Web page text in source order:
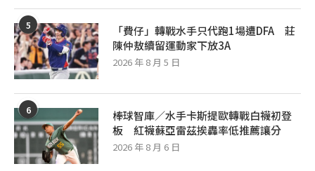
5
「費仔」轉戰水手只代跑1場遭DFA 莊
陳仲敖續留運動家下放3A
2026 年 8 月 5 日
6
棒球智庫／水手卡斯提歐轉戰白襪初登
板 紅襪蘇亞雷茲挨轟率低推薦讓分
2026 年 8 月 6 日